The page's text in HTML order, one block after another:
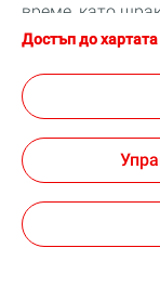
Общи условия за
време, като
моите
бисквитки. В
ще бъдат
необходими за
За повече
Достъп до